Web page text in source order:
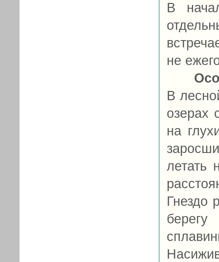
В
не
В
озерах
на
летать
Гнездо